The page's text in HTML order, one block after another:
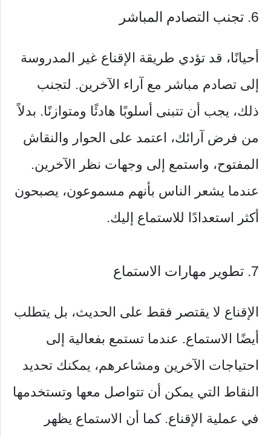
6. تجنب التصادم المباشر
أحيانًا، قد تؤدي طريقة الإقناع غير المدروسة
إلى تصادم مباشر مع آراء الآخرين. لتجنب
ذلك، يجب أن تتبنى أسلوبًا هادئًا ومتوازنًا. بدلاً
من فرض آرائك، اعتمد على الحوار والنقاش
المفتوح، واستمع إلى وجهات نظر الآخرين.
عندما يشعر الناس بأنهم مسموعون، يصبحون
أكثر استعدادًا للاستماع إليك.
7. تطوير مهارات الاستماع
الإقناع لا يقتصر فقط على الحديث، بل يتطلب
أيضًا الاستماع. عندما تستمع بفعالية إلى
احتياجات الآخرين ومشاعرهم، يمكنك تحديد
النقاط التي يمكن أن تتواصل معها وتستخدمها
في عملية الإقناع. كما أن الاستماع يظهر